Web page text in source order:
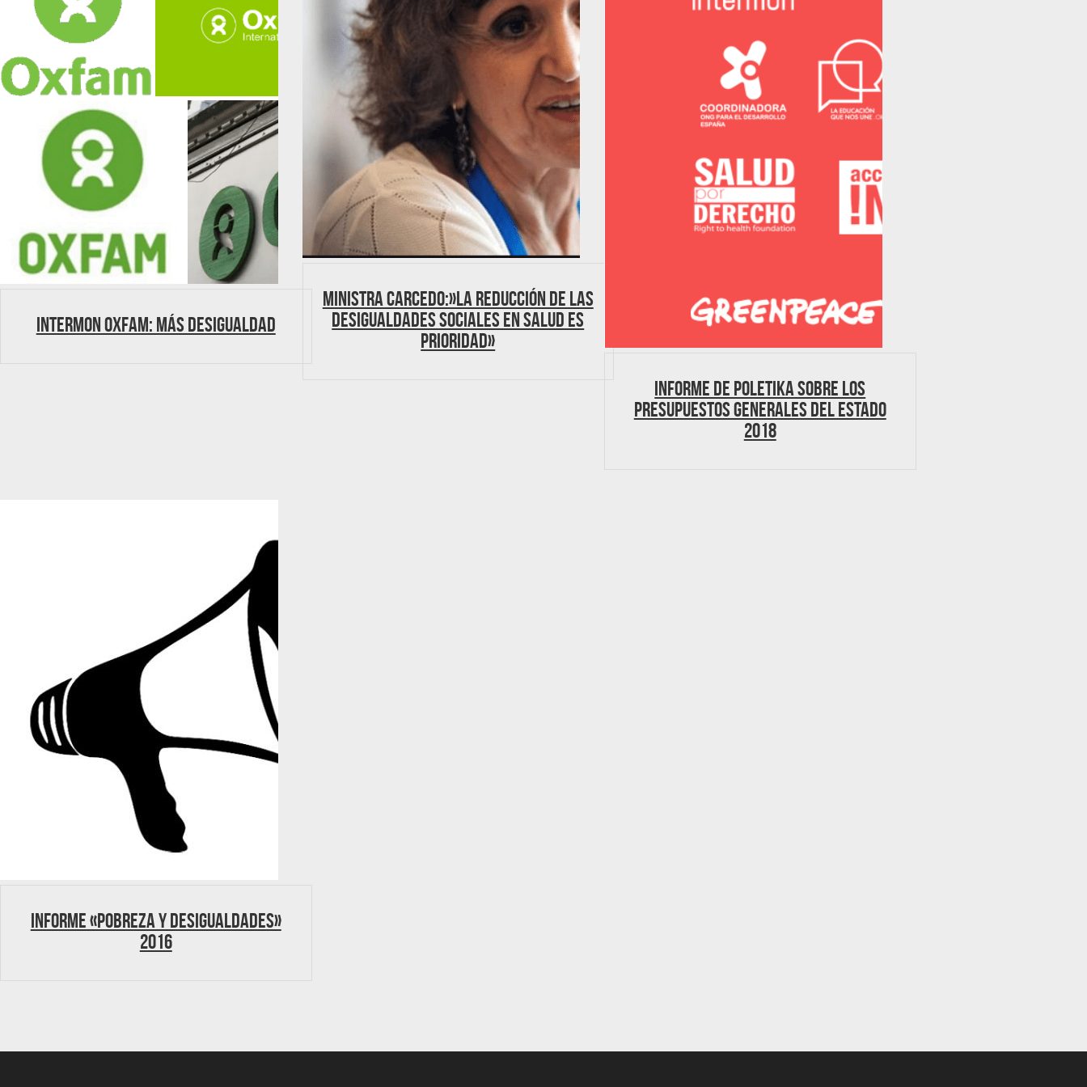
Intermon Oxfam: Más desigualdad
Ministra Carcedo:»La reducción de las
desigualdades sociales en salud es
prioridad»
Informe de Poletika sobre los
Presupuestos Generales del Estado
2018
Informe «Pobreza y desigualdades»
2016